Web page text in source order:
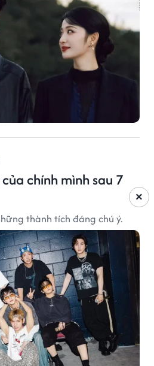
chính mình sau 7
thành tích đáng chú ý.
×